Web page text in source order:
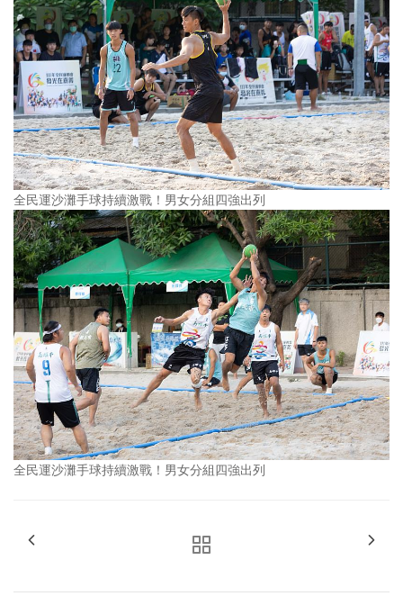
全民運沙灘手球持續激戰！男女分組四強出列
全民運沙灘手球持續激戰！男女分組四強出列